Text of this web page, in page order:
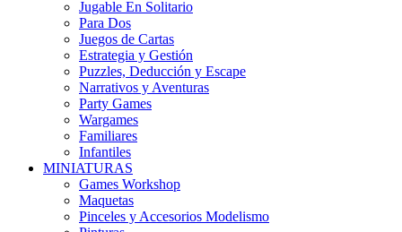
Jugable En Solitario
Para Dos
Juegos de Cartas
Estrategia y Gestión
Puzzles, Deducción y Escape
Narrativos y Aventuras
Party Games
Wargames
Familiares
Infantiles
MINIATURAS
Games Workshop
Maquetas
Pinceles y Accesorios Modelismo